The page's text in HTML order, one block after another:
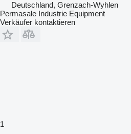
Deutschland, Grenzach-Wyhlen
Permasale Industrie Equipment
Verkäufer kontaktieren
1